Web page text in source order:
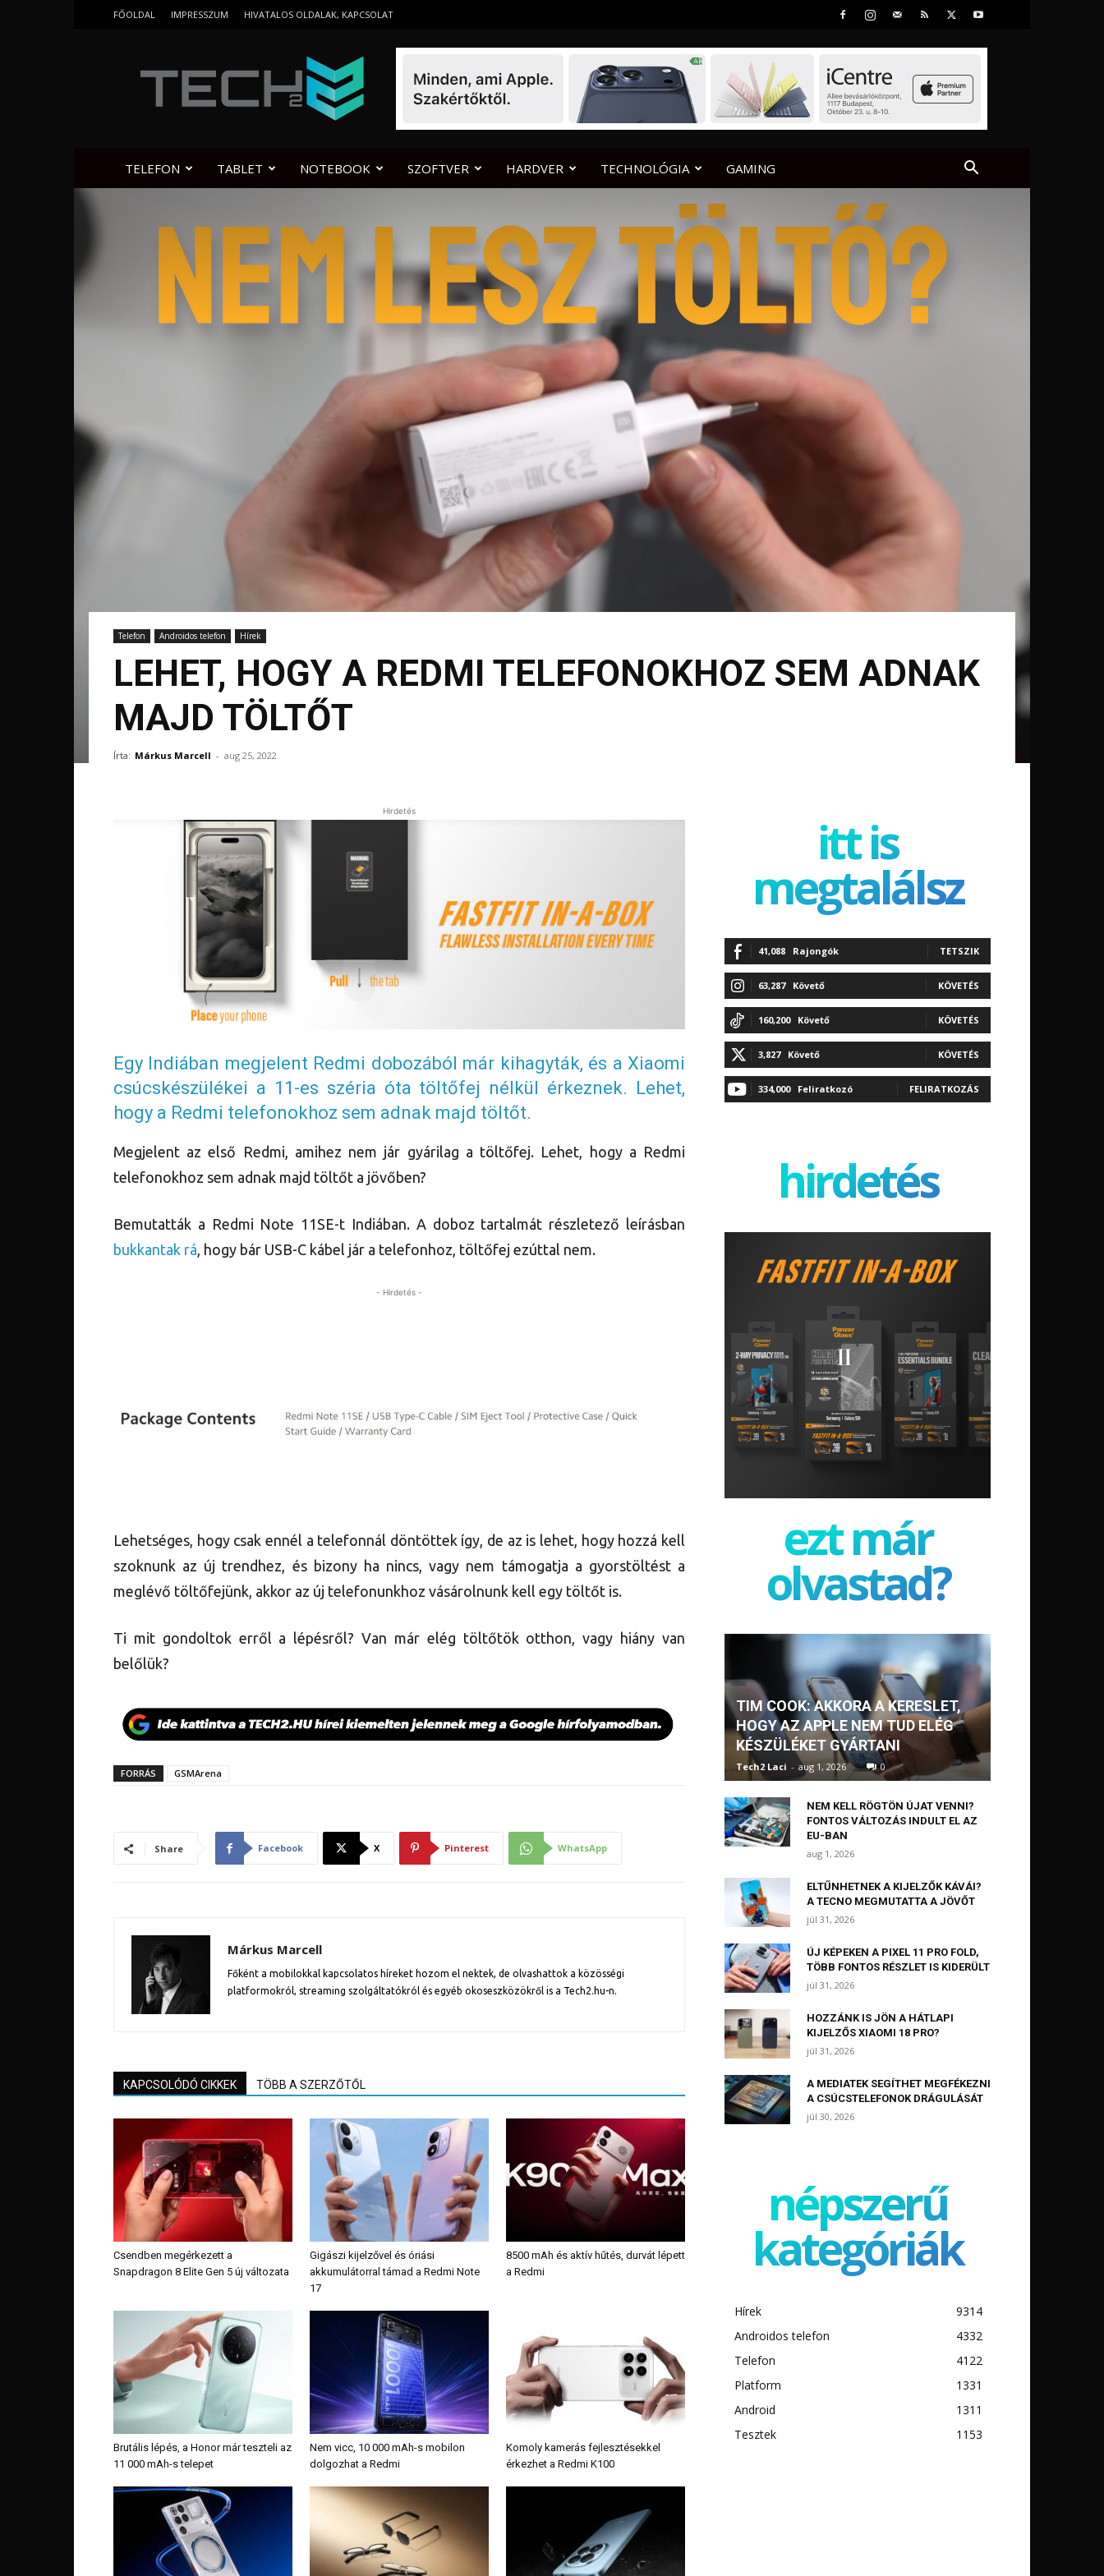
FŐOLDAL IMPRESSZUM HIVATALOS OLDALAK, KAPCSOLAT
TELEFON TABLET NOTEBOOK SZOFTVER HARDVER TECHNOLÓGIA GAMING
Telefon Androidos telefon Hírek
LEHET, HOGY A REDMI TELEFONOKHOZ SEM ADNAK
MAJD TÖLTŐT
Írta: Márkus Marcell - aug 25, 2022
Hirdetés
Egy Indiában megjelent Redmi dobozából már kihagyták, és a Xiaomi
csúcskészülékei a 11-es széria óta töltőfej nélkül érkeznek. Lehet,
hogy a Redmi telefonokhoz sem adnak majd töltőt.
Megjelent az első Redmi, amihez nem jár gyárilag a töltőfej. Lehet, hogy a Redmi
telefonokhoz sem adnak majd töltőt a jövőben?
Bemutatták a Redmi Note 11SE-t Indiában. A doboz tartalmát részletező leírásban
bukkantak rá, hogy bár USB-C kábel jár a telefonhoz, töltőfej ezúttal nem.
- Hirdetés -
Lehetséges, hogy csak ennél a telefonnál döntöttek így, de az is lehet, hogy hozzá kell
szoknunk az új trendhez, és bizony ha nincs, vagy nem támogatja a gyorstöltést a
meglévő töltőfejünk, akkor az új telefonunkhoz vásárolnunk kell egy töltőt is.
Ti mit gondoltok erről a lépésről? Van már elég töltőtök otthon, vagy hiány van
belőlük?
FORRÁS GSMArena
Share Facebook X Pinterest WhatsApp
Márkus Marcell
Főként a mobilokkal kapcsolatos híreket hozom el nektek, de olvashattok a közösségi
platformokról, streaming szolgáltatókról és egyéb okoseszközökről is a Tech2.hu-n.
KAPCSOLÓDÓ CIKKEK TÖBB A SZERZŐTŐL
Csendben megérkezett a
Snapdragon 8 Elite Gen 5 új változata
Gigászi kijelzővel és óriási
akkumulátorral támad a Redmi Note
17
8500 mAh és aktív hűtés, durvát lépett
a Redmi
Brutális lépés, a Honor már teszteli az
11 000 mAh-s telepet
Nem vicc, 10 000 mAh-s mobilon
dolgozhat a Redmi
Komoly kamerás fejlesztésekkel
érkezhet a Redmi K100
itt is
megtalálsz
41,088 Rajongók TETSZIK
63,287 Követő KÖVETÉS
160,200 Követő KÖVETÉS
3,827 Követő KÖVETÉS
334,000 Feliratkozó FELIRATKOZÁS
hirdetés
ezt már
olvastad?
TIM COOK: AKKORA A KERESLET,
HOGY AZ APPLE NEM TUD ELÉG
KÉSZÜLÉKET GYÁRTANI
Tech2 Laci - aug 1, 2026 0
NEM KELL RÖGTÖN ÚJAT VENNI?
FONTOS VÁLTOZÁS INDULT EL AZ
EU-BAN
aug 1, 2026
ELTŰNHETNEK A KIJELZŐK KÁVÁI?
A TECNO MEGMUTATTA A JÖVŐT
júl 31, 2026
ÚJ KÉPEKEN A PIXEL 11 PRO FOLD,
TÖBB FONTOS RÉSZLET IS KIDERÜLT
júl 31, 2026
HOZZÁNK IS JÖN A HÁTLAPI
KIJELZŐS XIAOMI 18 PRO?
júl 31, 2026
A MEDIATEK SEGÍTHET MEGFÉKEZNI
A CSÚCSTELEFONOK DRÁGULÁSÁT
júl 30, 2026
népszerű
kategóriák
Hírek
9314
Androidos telefon
4332
Telefon
4122
Platform
1331
Android
1311
Tesztek
1153